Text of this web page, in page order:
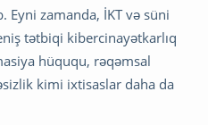
Eyni zamanda, İKT və süni
tətbiqi kibercinayətkarlıq
hüququ, rəqəmsal
kimi ixtisaslar daha da